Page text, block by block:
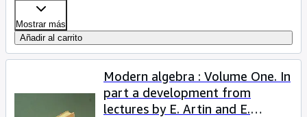
Mostrar más
Añadir al carrito
Modern algebra : Volume One. In
part a development from
lectures by E. Artin and E.